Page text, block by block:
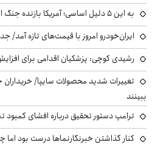
به این ۵ دلیل اساسی؛ آمریکا بازنده جنگ ایران است
ایران‌خودرو امروز با قیمت‌های تازه آمد/ جدول جمعه
رشیدی کوچی: پزشکیان اقدامی برای
ببینند
ترامپ دستور تحقیق درباره افشای کمبود
کنار گذاشتن خبرنگارنماها درست بود